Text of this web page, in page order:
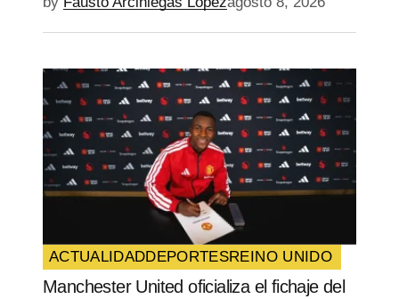
ACTUALIDADDEPORTESREINO UNIDO
Manchester United oficializa el fichaje del